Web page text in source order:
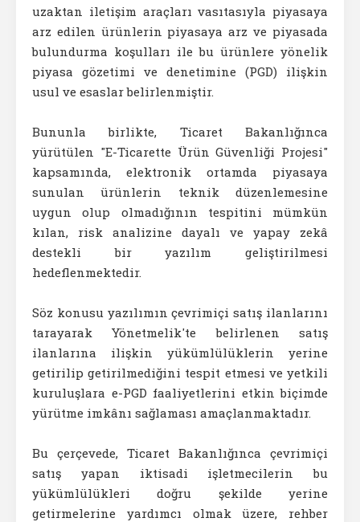
uzaktan iletişim araçları vasıtasıyla piyasaya
arz edilen ürünlerin piyasaya arz ve piyasada
bulundurma koşulları ile bu ürünlere yönelik
piyasa gözetimi ve denetimine (PGD) ilişkin
usul ve esaslar belirlenmiştir.
Bununla birlikte, Ticaret Bakanlığınca
yürütülen "E-Ticarette Ürün Güvenliği Projesi"
kapsamında, elektronik ortamda piyasaya
sunulan ürünlerin teknik düzenlemesine
uygun olup olmadığının tespitini mümkün
kılan, risk analizine dayalı ve yapay zekâ
destekli bir yazılım geliştirilmesi
hedeflenmektedir.
Söz konusu yazılımın çevrimiçi satış ilanlarını
tarayarak Yönetmelik'te belirlenen satış
ilanlarına ilişkin yükümlülüklerin yerine
getirilip getirilmediğini tespit etmesi ve yetkili
kuruluşlara e-PGD faaliyetlerini etkin biçimde
yürütme imkânı sağlaması amaçlanmaktadır.
Bu çerçevede, Ticaret Bakanlığınca çevrimiçi
satış yapan iktisadi işletmecilerin bu
yükümlülükleri doğru şekilde yerine
getirmelerine yardımcı olmak üzere, rehber